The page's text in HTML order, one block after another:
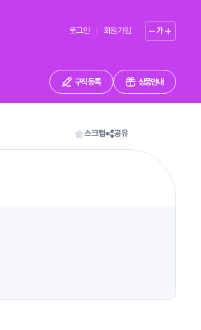
로그인 회원가입 가
구직 등록 상품안내
스크랩 공유